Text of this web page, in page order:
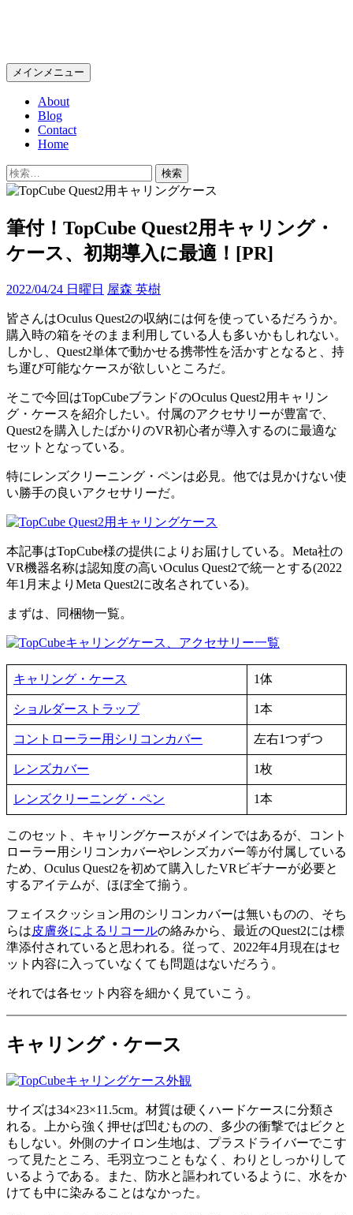
ン
プ
検
索
メインメニュー
About
Blog
Contact
Home
検
索:
筆付！TopCube Quest2用キャリング・
ケース、初期導入に最適！[PR]
2022/04/24 日曜日 屋森 英樹
皆さんはOculus Quest2の収納には何を使っているだろうか。
購入時の箱をそのまま利用している人も多いかもしれない。
しかし、Quest2単体で動かせる携帯性を活かすとなると、持
ち運び可能なケースが欲しいところだ。
そこで今回はTopCubeブランドのOculus Quest2用キャリン
グ・ケースを紹介したい。付属のアクセサリーが豊富で、
Quest2を購入したばかりのVR初心者が導入するのに最適な
セットとなっている。
特にレンズクリーニング・ペンは必見。他では見かけない使
い勝手の良いアクセサリーだ。
本記事はTopCube様の提供によりお届けしている。Meta社の
VR機器名称は認知度の高いOculus Quest2で統一とする(2022
年1月末よりMeta Quest2に改名されている)。
まずは、同梱物一覧。
キャリング・ケース 1体
ショルダーストラップ 1本
コントローラー用シリコンカバー 左右1つずつ
レンズカバー 1枚
レンズクリーニング・ペン 1本
このセット、キャリングケースがメインではあるが、コント
ローラー用シリコンカバーやレンズカバー等が付属している
ため、Oculus Quest2を初めて購入したVRビギナーが必要と
するアイテムが、ほぼ全て揃う。
フェイスクッション用のシリコンカバーは無いものの、そち
らは皮膚炎によるリコールの絡みから、最近のQuest2には標
準添付されていると思われる。従って、2022年4月現在はセ
ット内容に入っていなくても問題はないだろう。
それでは各セット内容を細かく見ていこう。
キャリング・ケース
サイズは34×23×11.5cm。材質は硬くハードケースに分類さ
れる。上から強く押せば凹むものの、多少の衝撃ではビクと
もしない。外側のナイロン生地は、プラスドライバーでこす
って見たところ、毛羽立つこともなく、わりとしっかりして
いるようである。また、防水と謳われているように、水をか
けても中に染みることはなかった。